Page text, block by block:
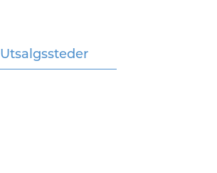
Utsalgssteder